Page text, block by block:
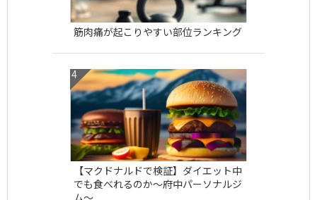
筋肉痛が起こりやすい部位ランキング
【マクドナルドで検証】ダイエット中
でも食べれるのか〜府中パーソナルジ